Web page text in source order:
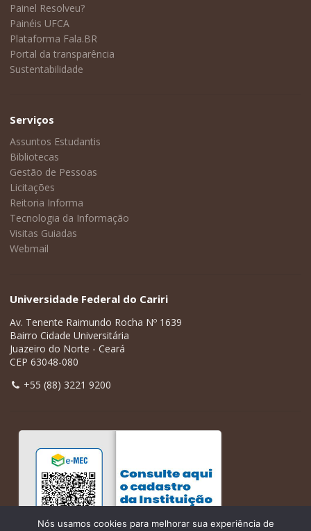
Painel Resolveu?
Painéis UFCA
Plataforma Fala.BR
Portal da transparência
Sustentabilidade
Serviços
Assuntos Estudantis
Bibliotecas
Gestão de Pessoas
Licitações
Reitoria Informa
Tecnologia da Informação
Visitas Guiadas
Webmail
Universidade Federal do Cariri
Av. Tenente Raimundo Rocha Nº 1639
Bairro Cidade Universitária
Juazeiro do Norte - Ceará
CEP 63048-080
+55 (88) 3221 9200
Nós usamos cookies para melhorar sua experiência de